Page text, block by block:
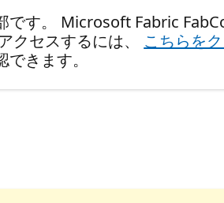
です。 Microsoft Fabric
クセスするには、 こちらを
きます。